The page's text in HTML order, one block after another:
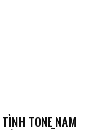
TONE NAM